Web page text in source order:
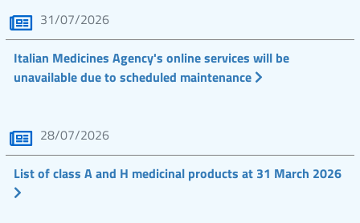
31/07/2026
Italian Medicines Agency's online services will be
unavailable due to scheduled maintenance
28/07/2026
List of class A and H medicinal products at 31 March 2026